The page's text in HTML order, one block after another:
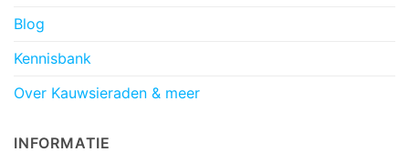
Blog
Kennisbank
Over Kauwsieraden & meer
INFORMATIE